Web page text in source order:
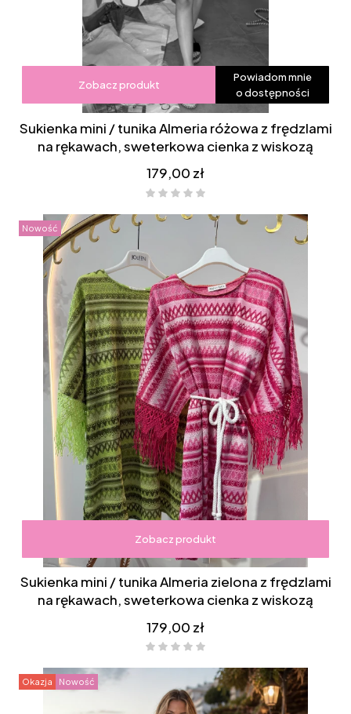
Zobacz produkt
Powiadom mnie
o dostępności
Sukienka mini / tunika Almeria różowa z frędzlami
na rękawach, sweterkowa cienka z wiskozą
Cena
179,00 zł
Nowość
Zobacz produkt
Sukienka mini / tunika Almeria zielona z frędzlami
na rękawach, sweterkowa cienka z wiskozą
Cena
179,00 zł
Okazja Nowość